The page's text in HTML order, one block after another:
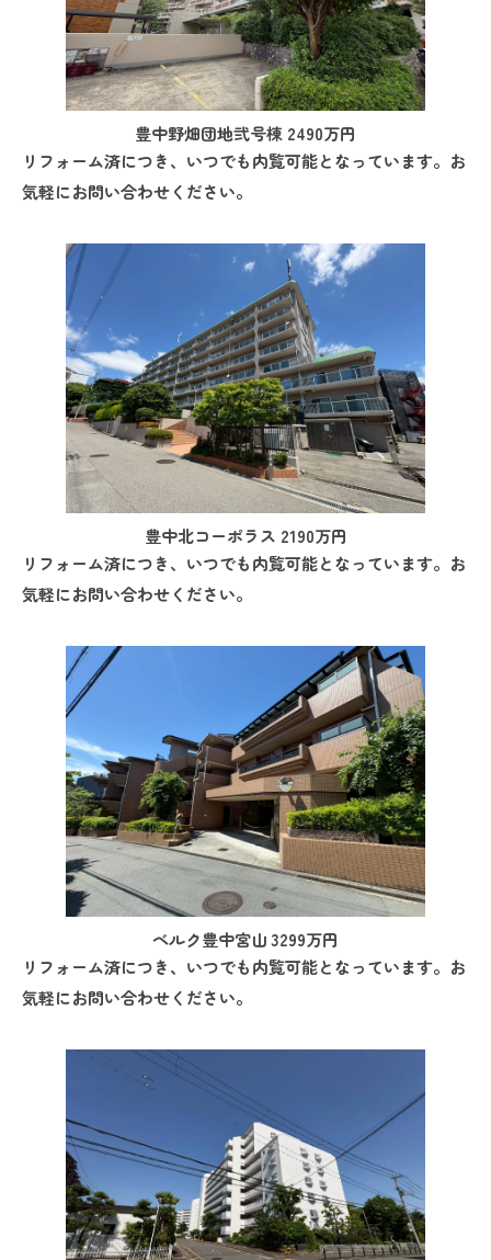
豊中野畑団地弐号棟 2490万円
リフォーム済につき、いつでも内覧可能となっています。お
気軽にお問い合わせください。
豊中北コーポラス 2190万円
リフォーム済につき、いつでも内覧可能となっています。お
気軽にお問い合わせください。
ベルク豊中宮山 3299万円
リフォーム済につき、いつでも内覧可能となっています。お
気軽にお問い合わせください。